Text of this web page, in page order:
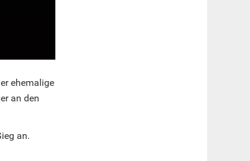
ehemalige
an den
an.